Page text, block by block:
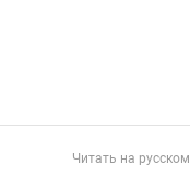
Читать на русском